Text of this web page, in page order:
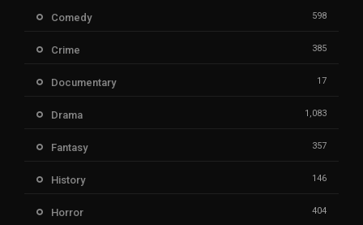
Comedy 598
Crime 385
Documentary 17
Drama 1,083
Fantasy 357
History 146
Horror 404